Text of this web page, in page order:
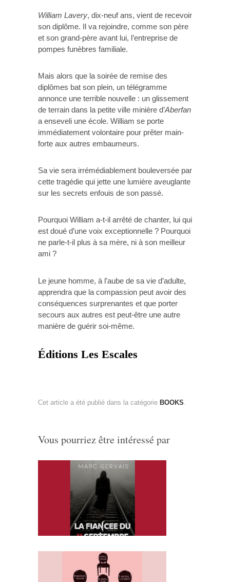
William Lavery, dix-neuf ans, vient de recevoir
son diplôme. Il va rejoindre, comme son père
et son grand-père avant lui, l’entreprise de
pompes funèbres familiale.
Mais alors que la soirée de remise des
diplômes bat son plein, un télégramme
annonce une terrible nouvelle : un glissement
de terrain dans la petite ville minière d’Aberfan
a enseveli une école. William se porte
immédiatement volontaire pour prêter main-
forte aux autres embaumeurs.
Sa vie sera irrémédiablement bouleversée par
cette tragédie qui jette une lumière aveuglante
sur les secrets enfouis de son passé.
Pourquoi William a-t-il arrêté de chanter, lui qui
est doué d’une voix exceptionnelle ? Pourquoi
ne parle-t-il plus à sa mère, ni à son meilleur
ami ?
Le jeune homme, à l’aube de sa vie d’adulte,
apprendra que la compassion peut avoir des
conséquences surprenantes et que porter
secours aux autres est peut-être une autre
manière de guérir soi-même.
Éditions Les Escales
Cet article a été publié dans la catégorie BOOKS
Vous pourriez être intéressé par